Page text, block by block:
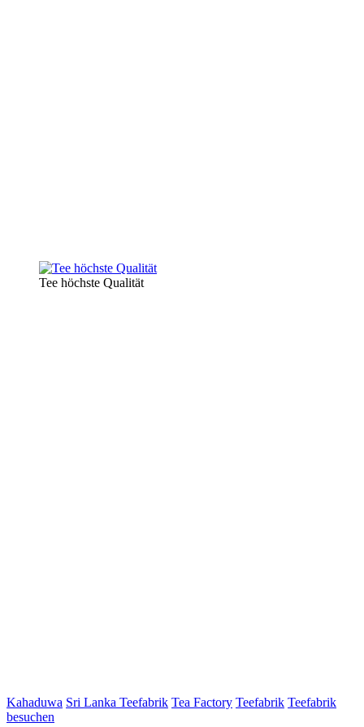
Tee höchste Qualität
Kahaduwa Sri Lanka Teefabrik Tea Factory Teefabrik Teefabrik
besuchen